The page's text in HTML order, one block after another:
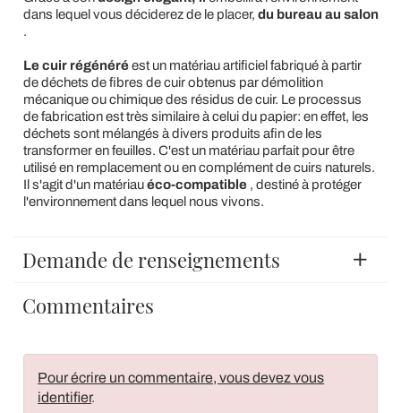
dans lequel vous déciderez de le placer, du bureau au salon
.
Le cuir régénéréest un matériau artificiel fabriqué à partir
de déchets de fibres de cuir obtenus par démolition
mécanique ou chimique des résidus de cuir. Le processus
de fabrication est très similaire à celui du papier: en effet, les
déchets sont mélangés à divers produits afin de les
transformer en feuilles. C'est un matériau parfait pour être
utilisé en remplacement ou en complément de cuirs naturels.
Il s'agit d'un matériauéco-compatible, destiné à protéger
l'environnement dans lequel nous vivons.
Demande de renseignements
Commentaires
Pour écrire un commentaire, vous devez vous
identifier.